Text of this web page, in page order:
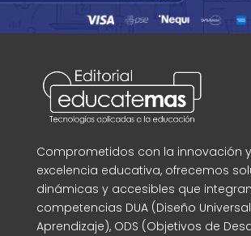
Comprometidos con la innovación
excelencia educativa, ofrecemos
dinámicas y accesibles que integran
competencias DUA (Diseño
Aprendizaje), ODS (Objetivos de